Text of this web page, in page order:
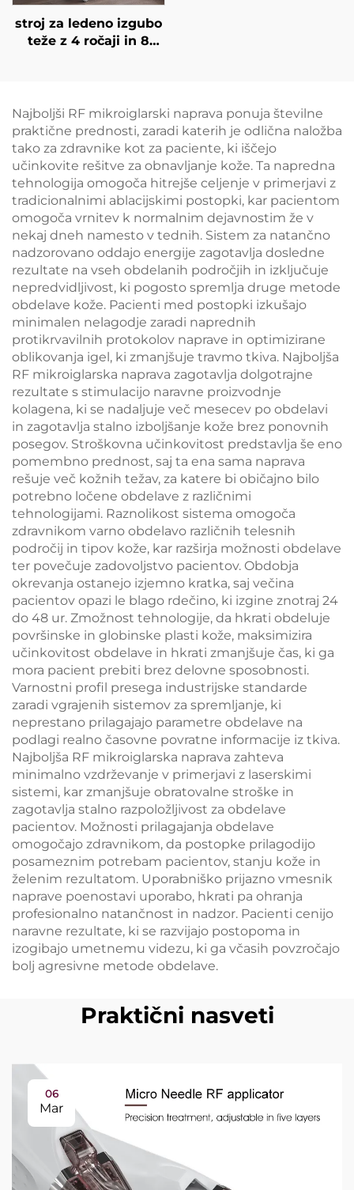
stroj za ledeno izgubo
teže z 4 ročaji in 8
krioterapija za izgubo
teže in lepotne
namene
Najboljši RF mikroiglarski naprava ponuja številne
praktične prednosti, zaradi katerih je odlična naložba
tako za zdravnike kot za paciente, ki iščejo
učinkovite rešitve za obnavljanje kože. Ta napredna
tehnologija omogoča hitrejše celjenje v primerjavi z
tradicionalnimi ablacijskimi postopki, kar pacientom
omogoča vrnitev k normalnim dejavnostim že v
nekaj dneh namesto v tednih. Sistem za natančno
nadzorovano oddajo energije zagotavlja dosledne
rezultate na vseh obdelanih področjih in izključuje
nepredvidljivost, ki pogosto spremlja druge metode
obdelave kože. Pacienti med postopki izkušajo
minimalen nelagodje zaradi naprednih
protikrvavilnih protokolov naprave in optimizirane
oblikovanja igel, ki zmanjšuje travmo tkiva. Najboljša
RF mikroiglarska naprava zagotavlja dolgotrajne
rezultate s stimulacijo naravne proizvodnje
kolagena, ki se nadaljuje več mesecev po obdelavi
in zagotavlja stalno izboljšanje kože brez ponovnih
posegov. Stroškovna učinkovitost predstavlja še eno
pomembno prednost, saj ta ena sama naprava
rešuje več kožnih težav, za katere bi običajno bilo
potrebno ločene obdelave z različnimi
tehnologijami. Raznolikost sistema omogoča
zdravnikom varno obdelavo različnih telesnih
področij in tipov kože, kar razširja možnosti obdelave
ter povečuje zadovoljstvo pacientov. Obdobja
okrevanja ostanejo izjemno kratka, saj večina
pacientov opazi le blago rdečino, ki izgine znotraj 24
do 48 ur. Zmožnost tehnologije, da hkrati obdeluje
površinske in globinske plasti kože, maksimizira
učinkovitost obdelave in hkrati zmanjšuje čas, ki ga
mora pacient prebiti brez delovne sposobnosti.
Varnostni profil presega industrijske standarde
zaradi vgrajenih sistemov za spremljanje, ki
neprestano prilagajajo parametre obdelave na
podlagi realno časovne povratne informacije iz tkiva.
Najboljša RF mikroiglarska naprava zahteva
minimalno vzdrževanje v primerjavi z laserskimi
sistemi, kar zmanjšuje obratovalne stroške in
zagotavlja stalno razpoložljivost za obdelave
pacientov. Možnosti prilagajanja obdelave
omogočajo zdravnikom, da postopke prilagodijo
posameznim potrebam pacientov, stanju kože in
želenim rezultatom. Uporabniško prijazno vmesnik
naprave poenostavi uporabo, hkrati pa ohranja
profesionalno natančnost in nadzor. Pacienti cenijo
naravne rezultate, ki se razvijajo postopoma in
izogibajo umetnemu videzu, ki ga včasih povzročajo
bolj agresivne metode obdelave.
Praktični nasveti
06
Mar